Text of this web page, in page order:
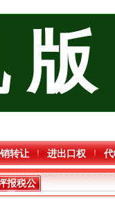
版
转让 进出口权
报税公
司